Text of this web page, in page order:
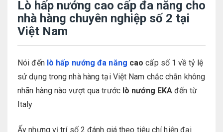
Lò hấp nướng cao cấp đa năng cho
nhà hàng chuyên nghiệp số 2 tại
Việt Nam
Nói đến lò hấp nướng đa năng cao cấp số 1 về tỷ lệ
sử dụng trong nhà hàng tại Việt Nam chắc chắn không
nhãn hàng nào vượt qua trước lò nướng EKA đến từ
Italy
Ấy nhưng vị trí số 2 đánh giá theo tiêu chí hiện đại